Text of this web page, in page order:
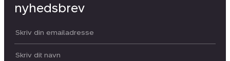
nyhedsbrev
Din email:
Dit navn: